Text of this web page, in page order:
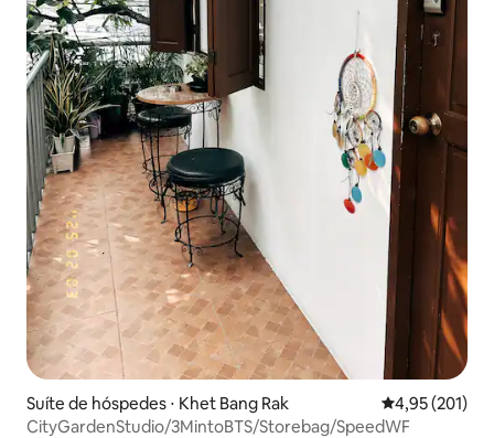
Suíte de hóspedes ⋅ Khet Bang Rak 4,95 de uma
4,95 (201)
CityGardenStudio/3MintoBTS/Storebag/SpeedWF